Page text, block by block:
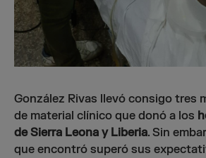
González Rivas llevó consigo tres
de material clínico que donó a los
de Sierra Leona y Liberia. Sin
que encontró superó sus